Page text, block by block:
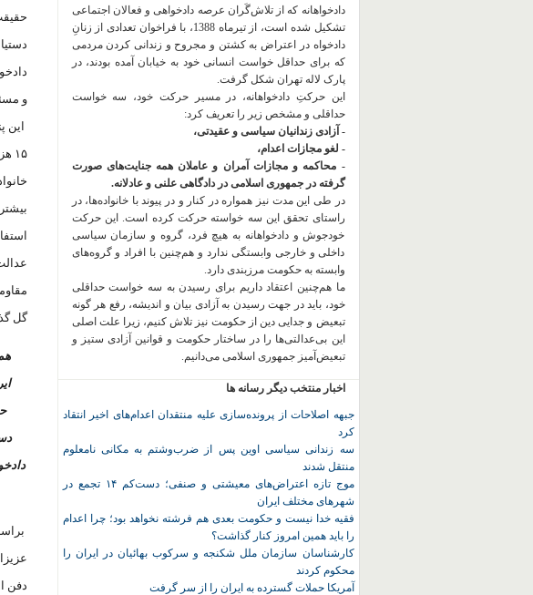
و
گل
دفن
دادخواهانه که از تلاش‌گَران عرصه دادخواهی و فعالان اجتماعی
تشکیل شده است، از تیرماه 1388، با فراخوان تعدادی از زنانِ
دادخواه در اعتراض به کشتن و مجروح و زندانی کردن مردمی
که برای حداقل خواست انسانی خود به خیابان آمده بودند، در
پارک لاله تهران شکل گرفت.
این حرکتِ دادخواهانه، در مسیر حرکت خود، سه خواست
حداقلی و مشخص زیر را تعریف کرد:
- آزادی زندانیان سیاسی و عقیدتی،
- لغو مجازات اعدام،
- محاکمه و مجازات آمران و عاملان همه جنایت‌های صورت
گرفته در جمهوری اسلامی در دادگاهی علنی و عادلانه.
در طی این مدت نیز همواره در کنار و در پیوند با خانواده‌ها، در
راستای تحقق این سه خواسته حرکت کرده است. این حرکت
خودجوش و دادخواهانه به هیچ فرد، گروه و سازمان سیاسی
داخلی و خارجی وابستگی ندارد و هم‌چنین با افراد و گروه‌های
وابسته به حکومت مرزبندی دارد.
ما هم‌چنین اعتقاد داریم برای رسیدن به سه خواست حداقلی
خود، باید در جهت رسیدن به آزادی بیان و اندیشه، رفع هر گونه
تبعیض و جدایی دین از حکومت نیز تلاش کنیم، زیرا علت اصلی
این بی‌عدالتی‌ها را در ساختار حکومت و قوانین آزادی ستیز و
تبعیض‌آمیز جمهوری اسلامی می‌دانیم.
اخبار منتخب دیگر رسانه ها
جبهه اصلاحات از پرونده‌سازی علیه منتقدان اعدام‌های اخیر انتقاد
کرد
سه زندانی سیاسی اوین پس از ضرب‌وشتم به مکانی نامعلوم
منتقل شدند
موج تازه اعتراض‌های معیشتی و صنفی؛ دست‌کم ۱۴ تجمع در
شهرهای مختلف ایران
فقیه خدا نیست و حکومت بعدی هم فرشته نخواهد بود؛ چرا اعدام
را باید همین امروز کنار گذاشت؟
کارشناسان سازمان ملل شکنجه و سرکوب بهائیان در ایران را
محکوم کردند
آمریکا حملات گسترده به ایران را از سر گرفت